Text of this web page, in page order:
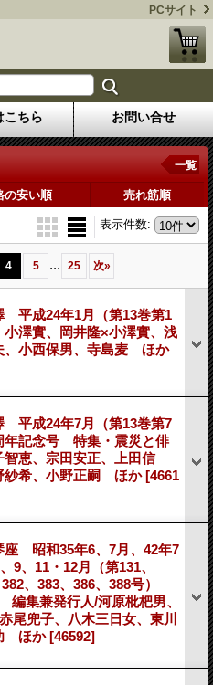
PCサイト
こちら お問い合せ
一覧
の安い順 売れ筋順
表示件数:
4 5 ... 25 次»
平成24年1月（第13巻第1
澤實、岡井隆×小澤實、浅
、小西保男、寺島麦 ほか
平成24年7月（第13巻第7
記念号 特集・震災と俳
恵、宗田安正、上田信
紗希、小野正嗣 ほか[4661
座 昭和35年6、7月、42年7
9、11・12月（第131、
382、383、386、388号）
集兼発行人/河原枇杷男、
尾兜子、八木三日女、東川
ほか[46592]